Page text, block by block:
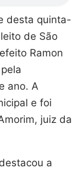
desta quinta-
de São
Ramon
ano. A
e foi
juiz da
a